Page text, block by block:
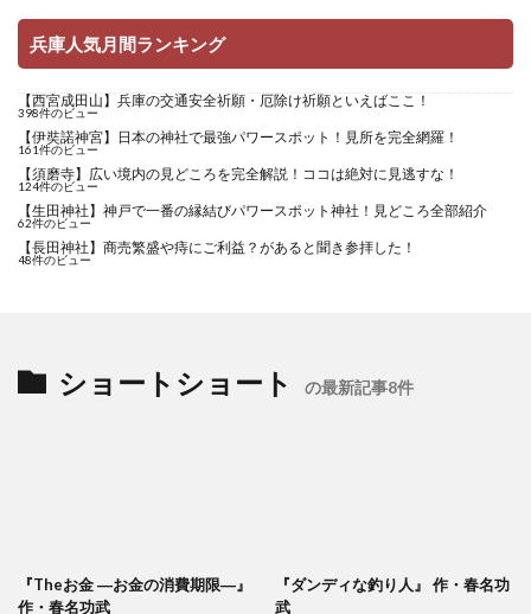
兵庫人気月間ランキング
【西宮成田山】兵庫の交通安全祈願・厄除け祈願といえばここ！
398件のビュー
【伊奘諾神宮】日本の神社で最強パワースポット！見所を完全網羅！
161件のビュー
【須磨寺】広い境内の見どころを完全解説！ココは絶対に見逃すな！
124件のビュー
【生田神社】神戸で一番の縁結びパワースポット神社！見どころ全部紹介
62件のビュー
【長田神社】商売繁盛や痔にご利益？があると聞き参拝した！
48件のビュー
ショートショート の最新記事8件
『Theお金 ―お金の消費期限―』
作・春名功武
『ダンディな釣り人』 作・春名功
武